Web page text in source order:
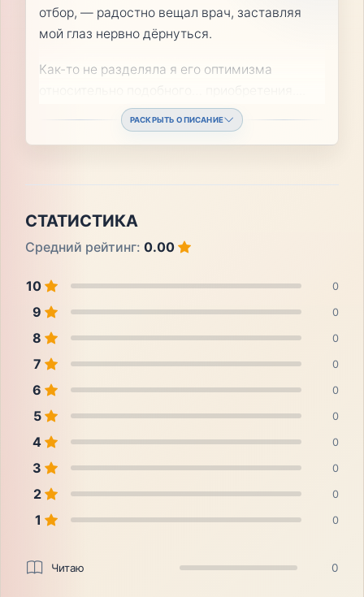
отбор, — радостно вещал врач, заставляя
мой глаз нервно дёрнуться.
Как-то не разделяла я его оптимизма
РАСКРЫТЬ ОПИСАНИЕ
СТАТИСТИКА
Средний рейтинг: 0.00
10 0
9 0
8 0
7 0
6 0
5 0
4 0
3 0
2 0
1 0
Читаю 0